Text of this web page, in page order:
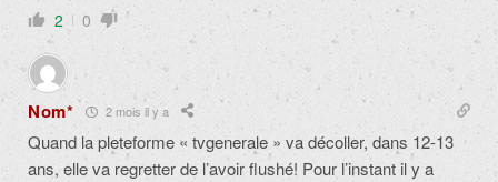
2 0
Nom* 2 mois il y a
Quand la pleteforme « tvgenerale » va décoller, dans 12-13
ans, elle va regretter de l’avoir flushé! Pour l’instant il y a